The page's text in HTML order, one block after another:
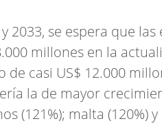
2033, se espera que
millones en la
de casi US$ 12.000
la de mayor
(121%); malta (120%)